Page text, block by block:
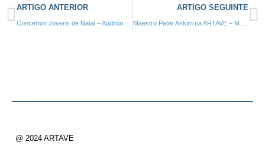
ARTIGO ANTERIOR ARTIGO SEGUINTE
@ 2024 ARTAVE